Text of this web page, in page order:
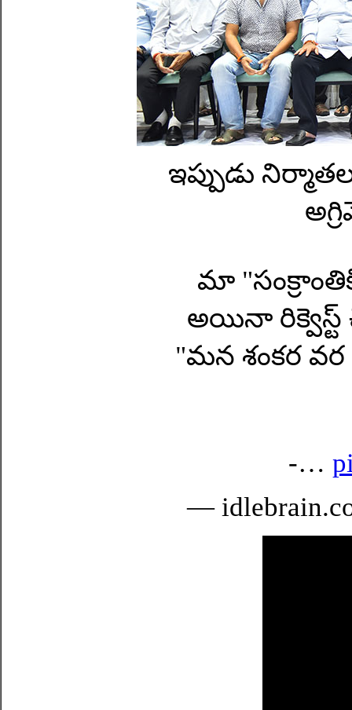
ఇప్పుడు
మా "సంక్రాంతికి
అయినా రిక్వెస్ట్
"మన శంకర వర
-…
—